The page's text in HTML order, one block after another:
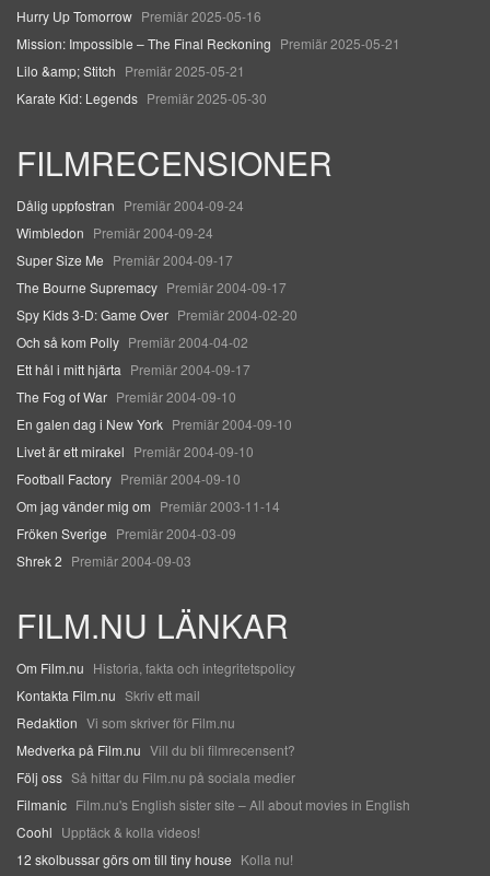
Hurry Up Tomorrow Premiär 2025-05-16
Mission: Impossible – The Final Reckoning Premiär 2025-05-21
Lilo &amp; Stitch Premiär 2025-05-21
Karate Kid: Legends Premiär 2025-05-30
FILMRECENSIONER
Dålig uppfostran Premiär 2004-09-24
Wimbledon Premiär 2004-09-24
Super Size Me Premiär 2004-09-17
The Bourne Supremacy Premiär 2004-09-17
Spy Kids 3-D: Game Over Premiär 2004-02-20
Och så kom Polly Premiär 2004-04-02
Ett hål i mitt hjärta Premiär 2004-09-17
The Fog of War Premiär 2004-09-10
En galen dag i New York Premiär 2004-09-10
Livet är ett mirakel Premiär 2004-09-10
Football Factory Premiär 2004-09-10
Om jag vänder mig om Premiär 2003-11-14
Fröken Sverige Premiär 2004-03-09
Shrek 2 Premiär 2004-09-03
FILM.NU LÄNKAR
Om Film.nu Historia, fakta och integritetspolicy
Kontakta Film.nu Skriv ett mail
Redaktion Vi som skriver för Film.nu
Medverka på Film.nu Vill du bli filmrecensent?
Följ oss Så hittar du Film.nu på sociala medier
Filmanic Film.nu's English sister site – All about movies in English
Coohl Upptäck & kolla videos!
12 skolbussar görs om till tiny house Kolla nu!